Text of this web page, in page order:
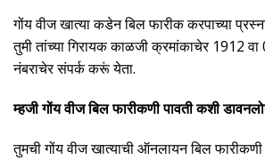
गोंय वीज खात्या कडेन बिल फारीक करपाच्या
तुमी तांच्या गिरायक काळजी क्रमांकाचेर 1912
नंबराचेर संपर्क करूं येता.
म्हजी गोंय वीज बिल फारीकणी पावती कशी
तुमची गोंय वीज खात्याची ऑनलायन बिल